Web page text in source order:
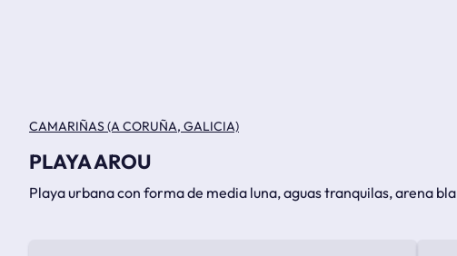
CAMARIÑAS (A CORUÑA, GALICIA)
PLAYA AROU
Playa urbana con forma de media luna, aguas tranquilas, arena